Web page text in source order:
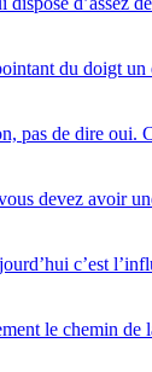
du doigt
pas de dire oui.
devez avoir
c’est
le chemin